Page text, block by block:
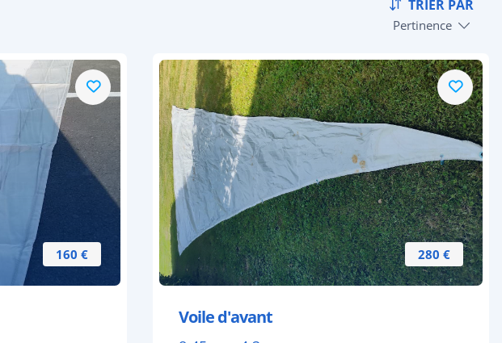
TRIER PAR
Pertinence
160 € 280 €
Voile d'avant